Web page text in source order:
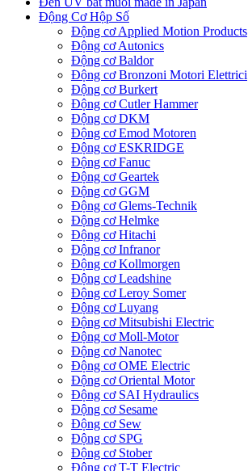
Động Cơ Hộp Số
Động cơ Applied Motion Products
Động cơ Autonics
Động cơ Baldor
Động cơ Bronzoni Motori Elettrici
Động cơ Burkert
Động cơ Cutler Hammer
Động cơ DKM
Động cơ Emod Motoren
Động cơ ESKRIDGE
Động cơ Fanuc
Động cơ Geartek
Động cơ GGM
Động cơ Glems-Technik
Động cơ Helmke
Động cơ Hitachi
Động cơ Infranor
Động cơ Kollmorgen
Động cơ Leadshine
Động cơ Leroy Somer
Động cơ Luyang
Động cơ Mitsubishi Electric
Động cơ Moll-Motor
Động cơ Nanotec
Động cơ OME Electric
Động cơ Oriental Motor
Động cơ SAI Hydraulics
Động cơ Sesame
Động cơ Sew
Động cơ SPG
Động cơ Stober
Động cơ T-T Electric